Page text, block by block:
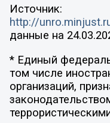
Источник:
http://
данные на
* Единый
том числе
организаций,